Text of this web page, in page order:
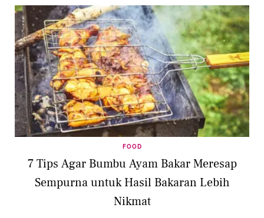
FOOD
7 Tips Agar Bumbu Ayam Bakar Meresap
Sempurna untuk Hasil Bakaran Lebih
Nikmat